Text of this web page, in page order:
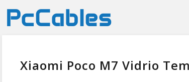
Xiaomi Poco M7 Vidrio